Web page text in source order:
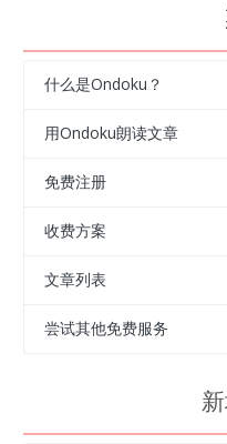
什么是Ondoku？
用Ondoku朗读文章
免费注册
收费方案
文章列表
尝试其他免费服务